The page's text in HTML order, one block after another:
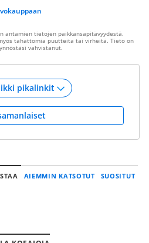
antamien tietojen paikkansapitävyydestä.
tahattomia puutteita tai virheitä. Tieto on
vahvistanut.
AIEMMIN KATSOTUT SUOSITUT